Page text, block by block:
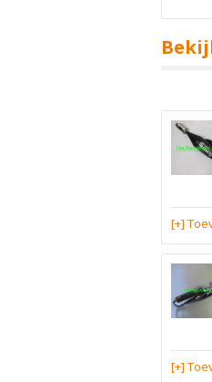
[+]
[+]